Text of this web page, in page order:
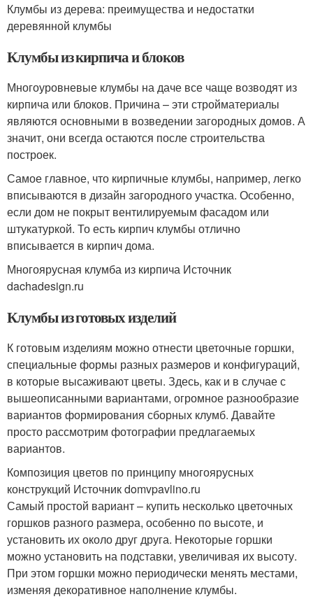
Клумбы из дерева: преимущества и недостатки
деревянной клумбы
Клумбы из кирпича и блоков
Многоуровневые клумбы на даче все чаще возводят из
кирпича или блоков. Причина – эти стройматериалы
являются основными в возведении загородных домов. А
значит, они всегда остаются после строительства
построек.
Самое главное, что кирпичные клумбы, например, легко
вписываются в дизайн загородного участка. Особенно,
если дом не покрыт вентилируемым фасадом или
штукатуркой. То есть кирпич клумбы отлично
вписывается в кирпич дома.
Многоярусная клумба из кирпича Источник
dachadesign.ru
Клумбы из готовых изделий
К готовым изделиям можно отнести цветочные горшки,
специальные формы разных размеров и конфигураций,
в которые высаживают цветы. Здесь, как и в случае с
вышеописанными вариантами, огромное разнообразие
вариантов формирования сборных клумб. Давайте
просто рассмотрим фотографии предлагаемых
вариантов.
Композиция цветов по принципу многоярусных
конструкций Источник domvpavlino.ru
Самый простой вариант – купить несколько цветочных
горшков разного размера, особенно по высоте, и
установить их около друг друга. Некоторые горшки
можно установить на подставки, увеличивая их высоту.
При этом горшки можно периодически менять местами,
изменяя декоративное наполнение клумбы.